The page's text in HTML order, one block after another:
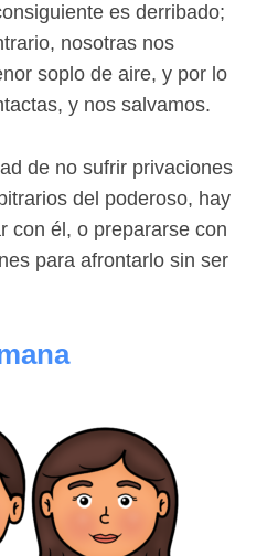
es derribado;
nosotras nos
soplo de aire, y por lo
y nos salvamos.
de no sufrir privaciones
del poderoso, hay
con él, o prepararse con
para afrontarlo sin ser